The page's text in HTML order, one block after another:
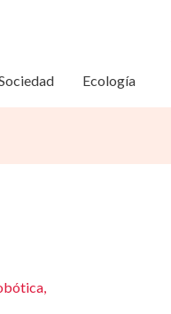
Ecología
,